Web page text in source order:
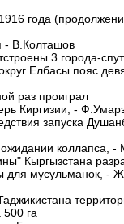
года
- В.Колташов
3 города-
Елбасы пояс
раз проиграл
Киргизии, -
запуска
коллапса, -
Кыргызстана
для мусульманок, -
га